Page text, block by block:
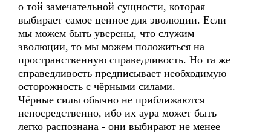
о той замечательной сущности, которая
выбирает самое ценное для эволюции. Если
мы можем быть уверены, что служим
эволюции, то мы можем положиться на
пространственную справедливость. Но та же
справедливость предписывает необходимую
осторожность с чёрными силами.
Чёрные силы обычно не приближаются
непосредственно, ибо их аура может быть
легко распознана - они выбирают не менее